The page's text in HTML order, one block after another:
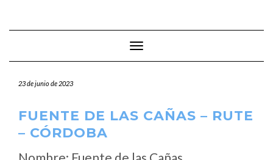
Cambiar modo de navegación
23 de junio de 2023
FUENTE DE LAS CAÑAS – RUTE
– CÓRDOBA